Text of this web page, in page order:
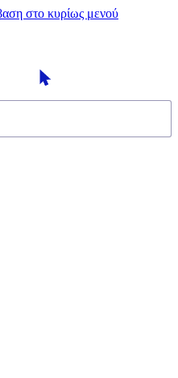
στο κυρίως μενού